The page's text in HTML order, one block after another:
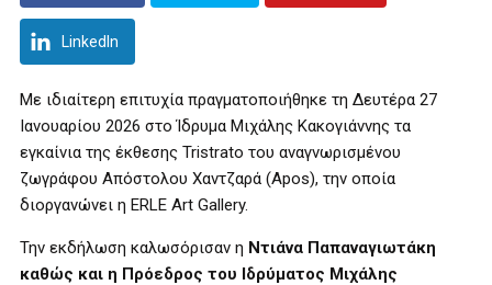
LinkedIn
Με ιδιαίτερη επιτυχία πραγματοποιήθηκε τη Δευτέρα 27
Ιανουαρίου 2026 στο Ίδρυμα Μιχάλης Κακογιάννης τα
εγκαίνια της έκθεσης Tristrato του αναγνωρισμένου
ζωγράφου Απόστολου Χαντζαρά (Apos), την οποία
διοργανώνει η ERLE Art Gallery.
Την εκδήλωση καλωσόρισαν η Ντιάνα Παπαναγιωτάκη
καθώς και η Πρόεδρος του Ιδρύματος Μιχάλης